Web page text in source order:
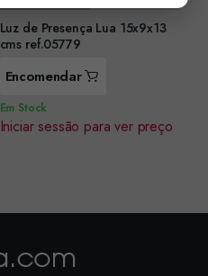
Luz de Presença Lua 15x9x13
cms ref.05779
Encomendar
Em Stock
Iniciar sessão para ver preço